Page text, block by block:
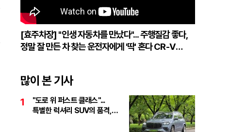
[효주차장] "인생 자동차를 만났다"... 주행질감 좋다,
정말 잘 만든 차 찾는 운전자에게 '딱' 혼다 CR-V
많이 본 기사
1
"도로 위 퍼스트 클래스"...
특별한 럭셔리 SUV의 품격,